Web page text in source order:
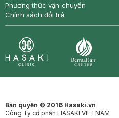
Phương thức vận chuyển
Chính sách đổi trả
Bản quyền © 2016 Hasaki.vn
Công Ty cổ phần HASAKI VIETNAM